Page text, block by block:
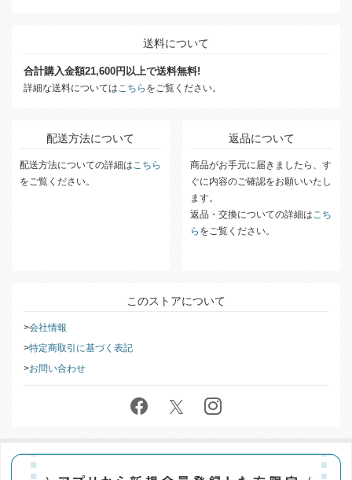
送料について
合計購入金額21,600円以上で送料無料!
詳細な送料についてはこちら をご覧ください。
配送方法について
配送方法についての詳細はこちら
をご覧ください。
返品について
商品がお手元に届きましたら、す
ぐに内容のご確認をお願いいたし
ます。
返品・交換についての詳細はこち
ら をご覧ください。
このストアについて
会社情報
特定商取引に基づく表記
お問い合わせ